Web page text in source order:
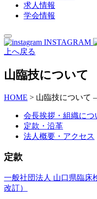
求人情報
学会情報
INSTAGRAM
上へ戻る
山臨技について
HOME > 山臨技について
会長挨拶・組織につ
定款・沿革
法人概要・アクセス
定款
一般社団法人 山口県臨床
改訂）